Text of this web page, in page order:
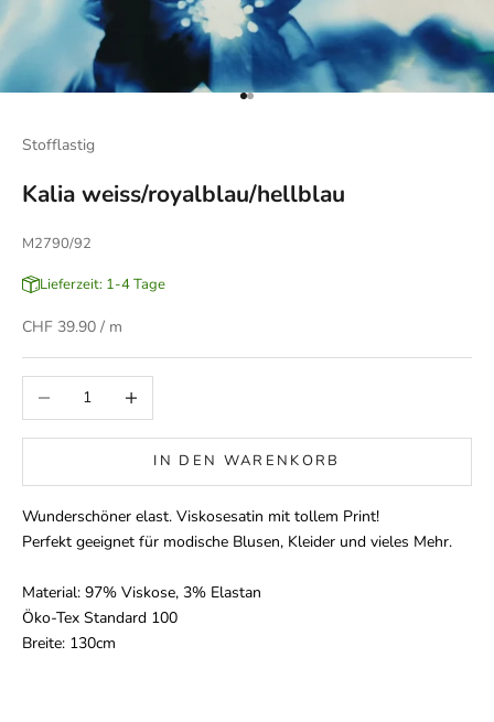
Gehe zu Element 1
Gehe zu Element 2
Stofflastig
Kalia weiss/royalblau/hellblau
M2790/92
Lieferzeit: 1-4 Tage
Angebot
CHF 39.90 / m
Anzahl verringernAnzahl erhöhen
IN DEN WARENKORB
Wunderschöner elast. Viskosesatin mit tollem Print!
Perfekt geeignet für modische Blusen, Kleider und vieles Mehr.
Material: 97% Viskose, 3% Elastan
Öko-Tex Standard 100
Breite: 130cm